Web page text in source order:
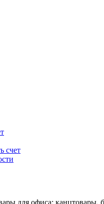
счет
для офиса: